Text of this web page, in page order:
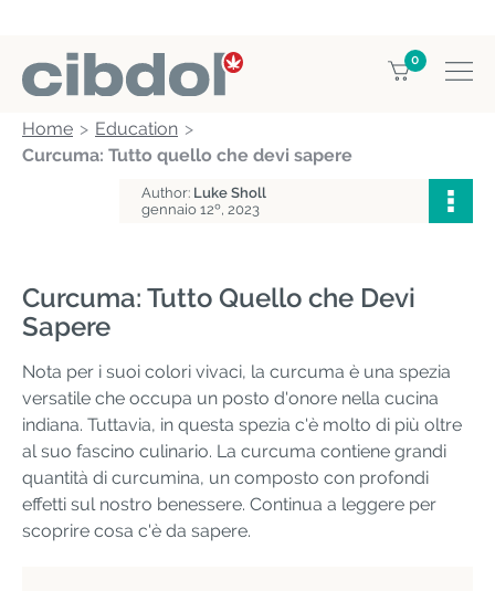
0
Home
Education
Curcuma: Tutto quello che devi sapere
Author: Luke Sholl
gennaio 12º, 2023
Curcuma: Tutto Quello che Devi
Sapere
Nota per i suoi colori vivaci, la curcuma è una spezia
versatile che occupa un posto d'onore nella cucina
indiana. Tuttavia, in questa spezia c'è molto di più oltre
al suo fascino culinario. La curcuma contiene grandi
quantità di curcumina, un composto con profondi
effetti sul nostro benessere. Continua a leggere per
scoprire cosa c'è da sapere.